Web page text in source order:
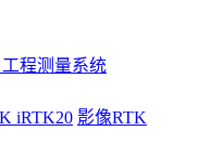
工程测量系统
iRTK20 影像RTK